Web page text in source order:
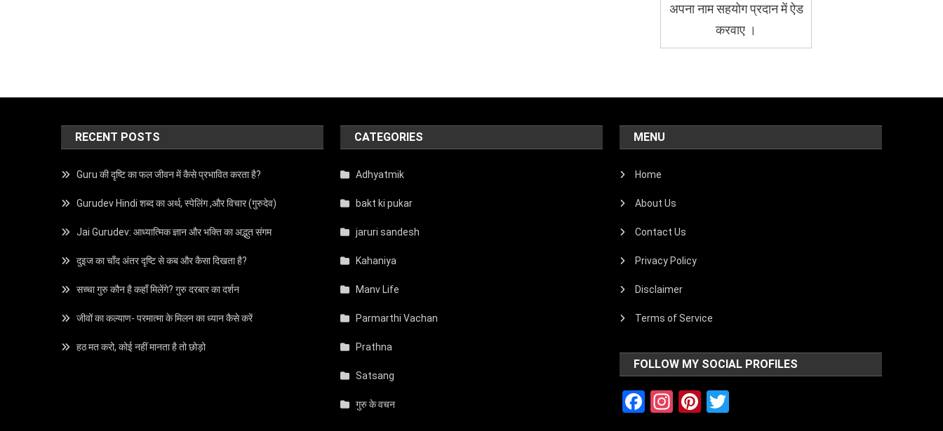
अपना नाम सहयोग प्रदान में ऐड
करवाए ।
RECENT POSTS
Guru की दृष्टि का फल जीवन में कैसे प्रभावित करता है?
Gurudev Hindi शब्द का अर्थ, स्पेलिंग ,और विचार (गुरुदेव)
Jai Gurudev: आध्यात्मिक ज्ञान और भक्ति का अद्भुत संगम
दुइज का चाँद अंतर दृष्टि से कब और कैसा दिखता है?
सच्चा गुरु कौन है कहाँ मिलेंगे? गुरु दरबार का दर्शन
जीवों का कल्याण- परमात्मा के मिलन का ध्यान कैसे करें
हठ मत करो, कोई नहीं मानता है तो छोड़ो
CATEGORIES
Adhyatmik
bakt ki pukar
jaruri sandesh
Kahaniya
Manv Life
Parmarthi Vachan
Prathna
Satsang
गुरु के वचन
MENU
Home
About Us
Contact Us
Privacy Policy
Disclaimer
Terms of Service
FOLLOW MY SOCIAL PROFILES
Facebook
Instagram
Pinterest
Twitter